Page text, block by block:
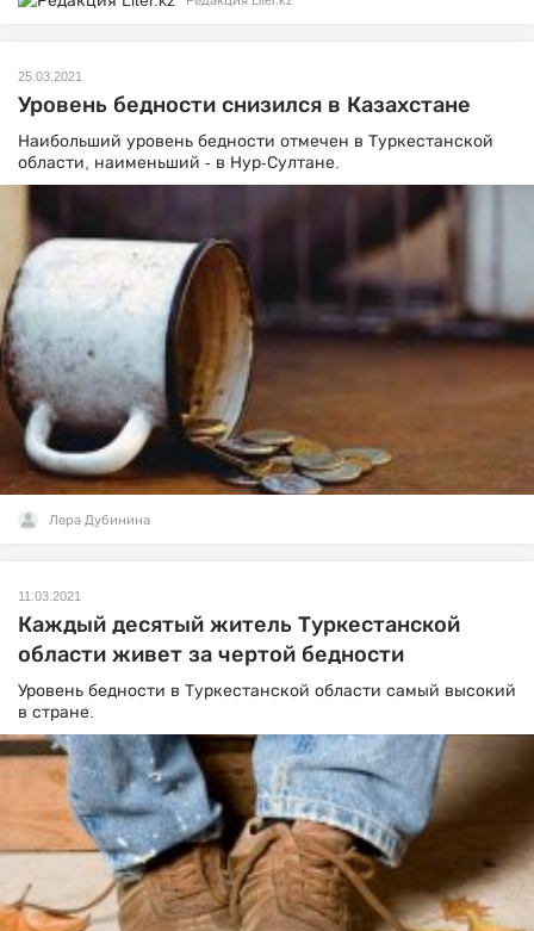
25.03.2021
Уровень бедности снизился в Казахстане
Наибольший уровень бедности отмечен в Туркестанской
области, наименьший - в Нур-Султане.
Лера Дубинина
11.03.2021
Каждый десятый житель Туркестанской
области живет за чертой бедности
Уровень бедности в Туркестанской области самый высокий
в стране.